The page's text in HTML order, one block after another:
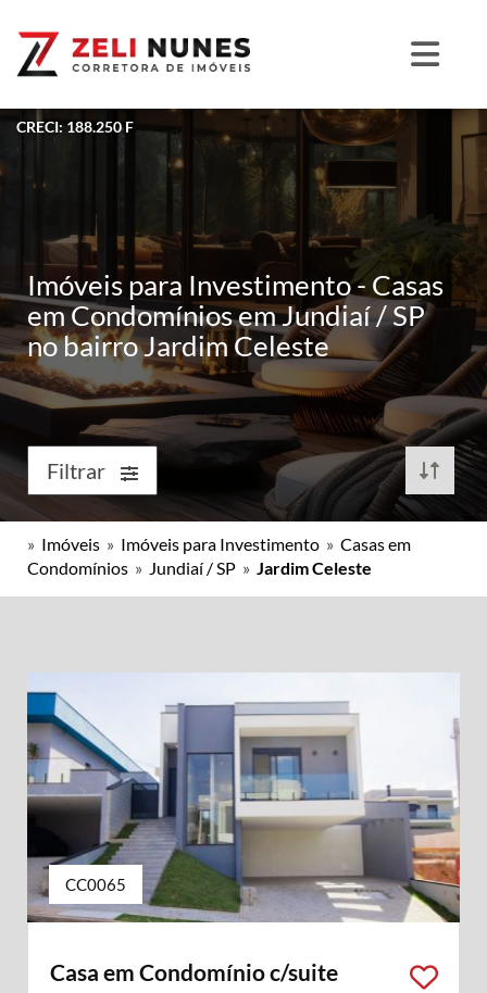
CRECI: 188.250 F
Imóveis para Investimento - Casas
em Condomínios em Jundiaí / SP
no bairro Jardim Celeste
Filtrar
» Imóveis » Imóveis para Investimento » Casas em
Condomínios » Jundiaí / SP » Jardim Celeste
CC0065
Casa em Condomínio c/suite